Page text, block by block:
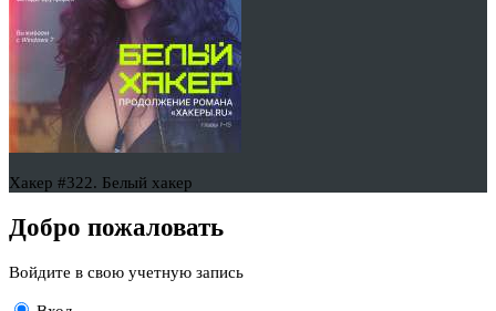
Хакер #322. Белый хакер
Добро пожаловать
Войдите в свою учетную запись